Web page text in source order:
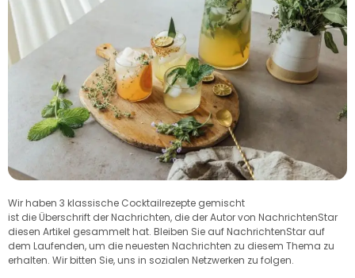
Wir haben 3 klassische Cocktailrezepte gemischt
ist die Überschrift der Nachrichten, die der Autor von NachrichtenStar
diesen Artikel gesammelt hat. Bleiben Sie auf NachrichtenStar auf
dem Laufenden, um die neuesten Nachrichten zu diesem Thema zu
erhalten. Wir bitten Sie, uns in sozialen Netzwerken zu folgen.